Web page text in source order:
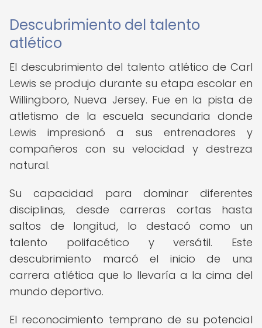
Descubrimiento del talento
atlético
El descubrimiento del talento atlético de Carl
Lewis se produjo durante su etapa escolar en
Willingboro, Nueva Jersey. Fue en la pista de
atletismo de la escuela secundaria donde
Lewis impresionó a sus entrenadores y
compañeros con su velocidad y destreza
natural.
Su capacidad para dominar diferentes
disciplinas, desde carreras cortas hasta
saltos de longitud, lo destacó como un
talento polifacético y versátil. Este
descubrimiento marcó el inicio de una
carrera atlética que lo llevaría a la cima del
mundo deportivo.
El reconocimiento temprano de su potencial